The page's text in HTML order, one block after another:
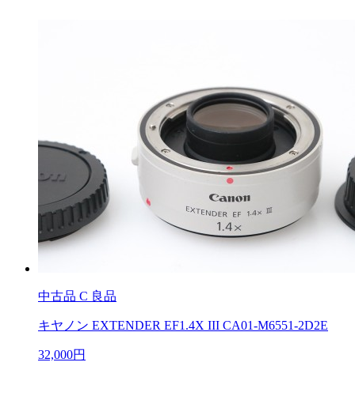
中古品 C 良品
キヤノン EXTENDER EF1.4X III CA01-M6551-2D2E
32,000円